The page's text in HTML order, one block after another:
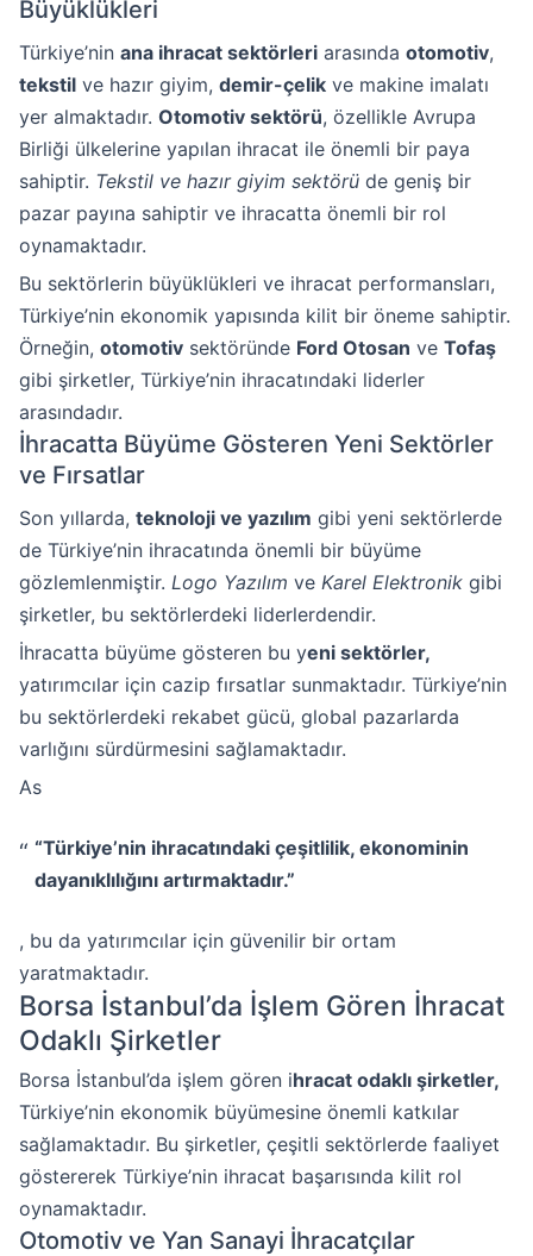
Büyüklükleri
Türkiye’nin ana ihracat sektörleri arasında otomotiv,
tekstil ve hazır giyim, demir-çelik ve makine imalatı
yer almaktadır. Otomotiv sektörü, özellikle Avrupa
Birliği ülkelerine yapılan ihracat ile önemli bir paya
sahiptir. Tekstil ve hazır giyim sektörü de geniş bir
pazar payına sahiptir ve ihracatta önemli bir rol
oynamaktadır.
Bu sektörlerin büyüklükleri ve ihracat performansları,
Türkiye’nin ekonomik yapısında kilit bir öneme sahiptir.
Örneğin, otomotiv sektöründe Ford Otosan ve Tofaş
gibi şirketler, Türkiye’nin ihracatındaki liderler
arasındadır.
İhracatta Büyüme Gösteren Yeni Sektörler
ve Fırsatlar
Son yıllarda, teknoloji ve yazılım gibi yeni sektörlerde
de Türkiye’nin ihracatında önemli bir büyüme
gözlemlenmiştir. Logo Yazılım ve Karel Elektronik gibi
şirketler, bu sektörlerdeki liderlerdendir.
İhracatta büyüme gösteren bu yeni sektörler,
yatırımcılar için cazip fırsatlar sunmaktadır. Türkiye’nin
bu sektörlerdeki rekabet gücü, global pazarlarda
varlığını sürdürmesini sağlamaktadır.
As
“Türkiye’nin ihracatındaki çeşitlilik, ekonominin
dayanıklılığını artırmaktadır.”
, bu da yatırımcılar için güvenilir bir ortam
yaratmaktadır.
Borsa İstanbul’da İşlem Gören İhracat
Odaklı Şirketler
Borsa İstanbul’da işlem gören ihracat odaklı şirketler,
Türkiye’nin ekonomik büyümesine önemli katkılar
sağlamaktadır. Bu şirketler, çeşitli sektörlerde faaliyet
göstererek Türkiye’nin ihracat başarısında kilit rol
oynamaktadır.
Otomotiv ve Yan Sanayi İhracatçılar